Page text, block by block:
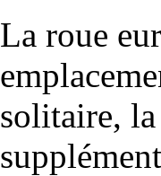
La roue
solitaire,